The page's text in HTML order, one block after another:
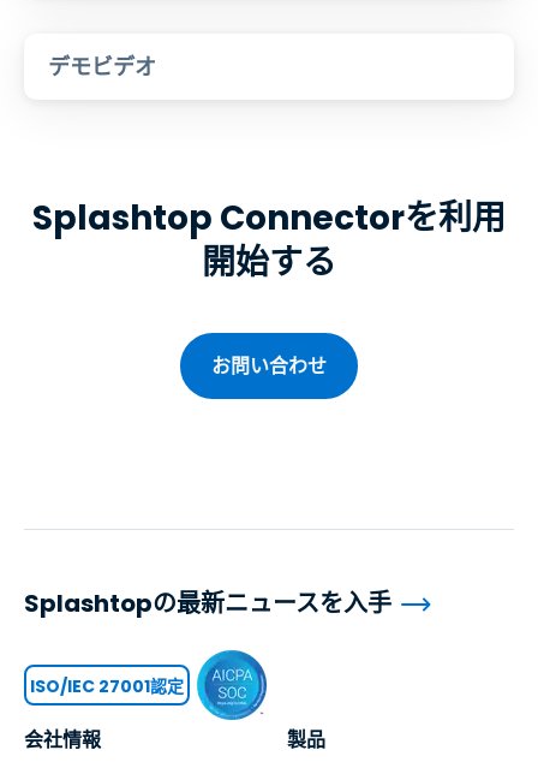
デモビデオ
Splashtop Connectorを利用
開始する
お問い合わせ
会社情報 製品
Splashtopの最新ニュースを入手
ISO/IEC 27001認定